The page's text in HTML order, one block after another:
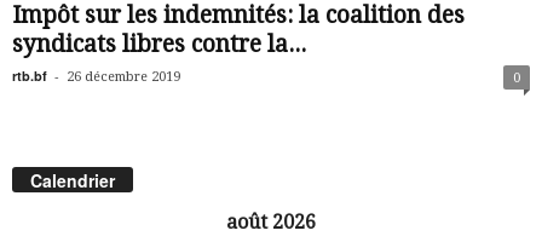
Impôt sur les indemnités: la coalition des
syndicats libres contre la...
rtb.bf - 26 décembre 2019 0
Calendrier
août 2026